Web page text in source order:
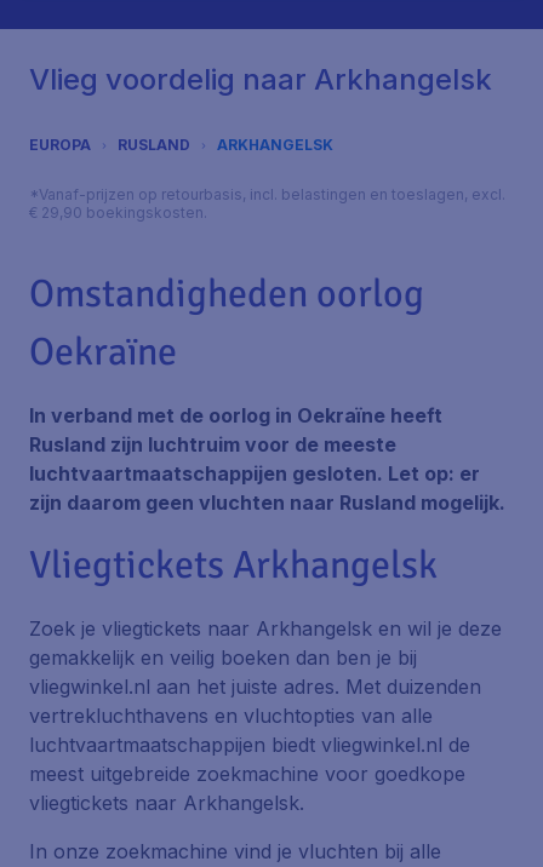
Vlieg voordelig naar Arkhangelsk
EUROPA RUSLAND ARKHANGELSK
*Vanaf-prijzen op retourbasis, incl. belastingen en toeslagen, excl.
€ 29,90 boekingskosten.
Omstandigheden oorlog
Oekraïne
In verband met de oorlog in Oekraïne heeft
Rusland zijn luchtruim voor de meeste
luchtvaartmaatschappijen gesloten. Let op: er
zijn daarom geen vluchten naar Rusland mogelijk.
Vliegtickets Arkhangelsk
Zoek je vliegtickets naar Arkhangelsk en wil je deze
gemakkelijk en veilig boeken dan ben je bij
vliegwinkel.nl aan het juiste adres. Met duizenden
vertrekluchthavens en vluchtopties van alle
luchtvaartmaatschappijen biedt vliegwinkel.nl de
meest uitgebreide zoekmachine voor goedkope
vliegtickets naar Arkhangelsk.
In onze zoekmachine vind je vluchten bij alle